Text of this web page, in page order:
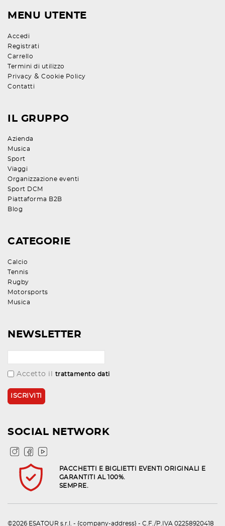
MENU UTENTE
Accedi
Registrati
Carrello
Termini di utilizzo
Privacy & Cookie Policy
Contatti
IL GRUPPO
Azienda
Musica
Sport
Viaggi
Organizzazione eventi
Sport DCM
Piattaforma B2B
Blog
CATEGORIE
Calcio
Tennis
Rugby
Motorsports
Musica
NEWSLETTER
Accetto il trattamento dati
SOCIAL NETWORK
PACCHETTI E BIGLIETTI EVENTI ORIGINALI E
GARANTITI AL 100%.
SEMPRE.
©2026 ESATOUR s.r.l. - {company-address} - C.F./P.IVA 02258920418